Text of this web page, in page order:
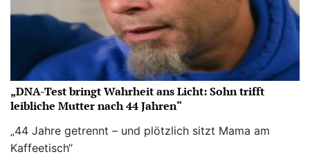
„DNA-Test bringt Wahrheit ans Licht: Sohn trifft
leibliche Mutter nach 44 Jahren“
„44 Jahre getrennt – und plötzlich sitzt Mama am
Kaffeetisch“